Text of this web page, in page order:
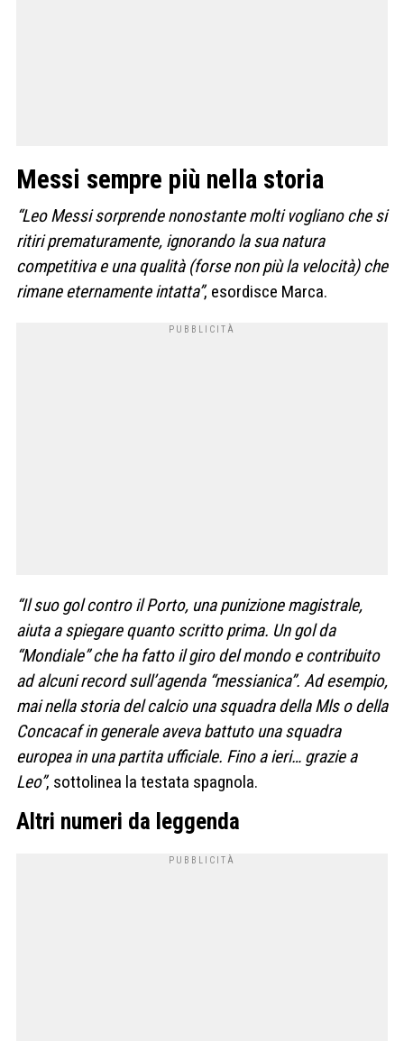
Messi sempre più nella storia
“Leo Messi sorprendenonostante molti vogliano che si
ritiri prematuramente, ignorando la sua natura
competitiva e una qualità (forse non più la velocità) che
rimane eternamente intatta”, esordisce Marca.
“Il suo gol contro il Porto, una punizione magistrale,
aiuta a spiegare quanto scritto prima. Un gol da
“Mondiale” che ha fatto il giro del mondo e contribuito
ad alcuni record sull’agenda “messianica”. Ad esempio,
mai nella storia del calcio una squadra della Mls o della
Concacaf in generale aveva battuto una squadra
europea in una partita ufficiale. Fino a ieri… grazie a
Leo”, sottolinea la testata spagnola.
Altri numeri da leggenda